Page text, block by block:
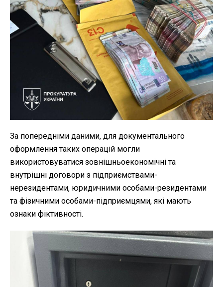
За попередніми даними, для документального
оформлення таких операцій могли
використовуватися зовнішньоекономічні та
внутрішні договори з підприємствами-
нерезидентами, юридичними особами-резидентами
та фізичними особами-підприємцями, які мають
ознаки фіктивності.